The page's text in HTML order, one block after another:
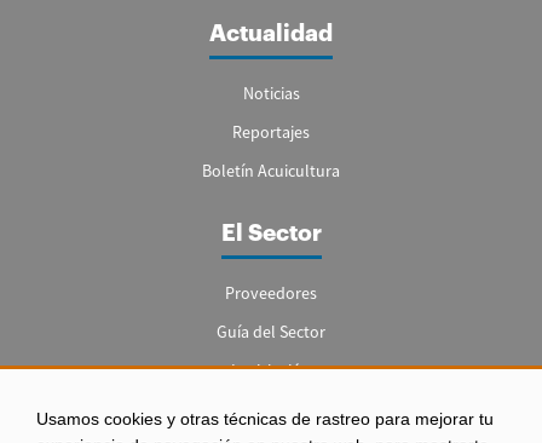
Usamos cookies y otras técnicas de rastreo para mejorar tu
Actualidad
Noticias
Reportajes
Boletín Acuicultura
El Sector
Proveedores
Guía del Sector
Legislación
Empleo